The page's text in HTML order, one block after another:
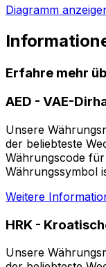
Diagramm
Erfahre mehr
AED - VAE-
Unsere
der beliebteste
Währungscode für
Weitere
HRK -
Unsere